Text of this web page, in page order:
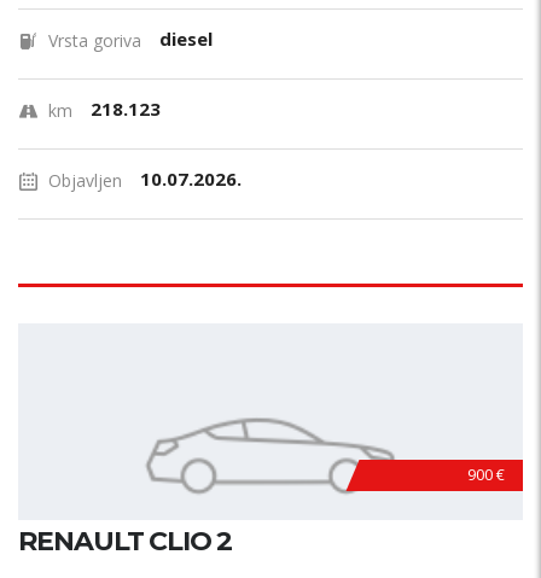
Vrsta goriva diesel
km 218.123
Objavljen 10.07.2026.
900 €
RENAULT CLIO 2